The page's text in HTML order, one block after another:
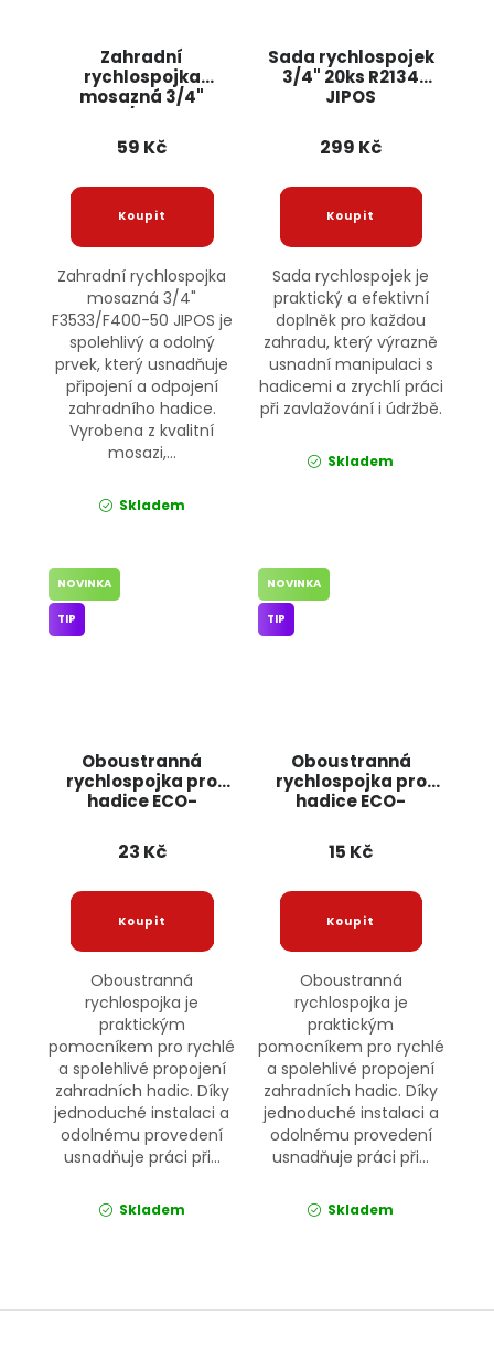
Zahradní
rychlospojka
mosazná 3/4"
JIPOS
59 Kč
Zahradní rychlospojka
mosazná 3/4"
F3533/F400-50 JIPOS je
spolehlivý a odolný
prvek, který usnadňuje
připojení a odpojení
zahradního hadice.
Vyrobena z kvalitní
mosazi,...
Skladem
Sada rychlospojek
3/4" 20ks R2134
JIPOS
299 Kč
Sada rychlospojek je
praktický a efektivní
doplněk pro každou
zahradu, který výrazně
usnadní manipulaci s
hadicemi a zrychlí práci
při zavlažování i údržbě.
Skladem
Oboustranná
rychlospojka pro
hadice ECO-
NOVINKA
TIP
23 Kč
Oboustranná
rychlospojka je
praktickým
pomocníkem pro rychlé
a spolehlivé propojení
zahradních hadic. Díky
jednoduché instalaci a
odolnému provedení
usnadňuje práci při...
Skladem
Oboustranná
rychlospojka pro
hadice ECO-
NOVINKA
TIP
15 Kč
Oboustranná
rychlospojka je
praktickým
pomocníkem pro rychlé
a spolehlivé propojení
zahradních hadic. Díky
jednoduché instalaci a
odolnému provedení
usnadňuje práci při...
Skladem